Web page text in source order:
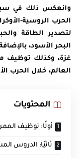
وانعكس ذلك في
الحرب الروسية-
لتصدير الطاقة
البحر الأسود،
غزة، وكذلك توظيف
العالم، خلال الحرب
المحتويات
أولًا: توظيف
ثانيًا: الدروس